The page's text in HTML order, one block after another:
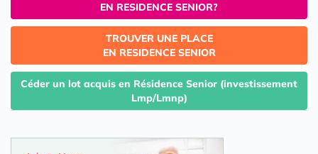
EN RESIDENCE SENIOR?
TROUVER UNE PLACE
EN RESIDENCE SENIOR
Céder un lot acquis en Résidence Senior (investissement
Lmp/Lmnp)